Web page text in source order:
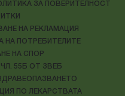
ЗА ПОВЕРИТЕЛНОСТ
НА РЕКЛАМАЦИЯ
НА ПОТРЕБИТЕЛИТЕ
НА СПОР
55Б ОТ ЗВЕБ
ПО ЛЕКАРСТВАТА